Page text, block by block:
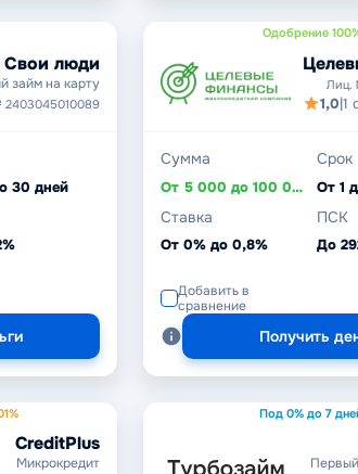
Свои люди
займ на карту
30 дней
Одобрение
Лиц.
1,0|1
Сумма
От 5 000 до 100 000 ₽
Срок
От 1
Ставка
От 0% до 0,8%
ПСК
До
Добавить в
сравнение
Получить
CreditPlus
Микрокредит
Под 0% до 7